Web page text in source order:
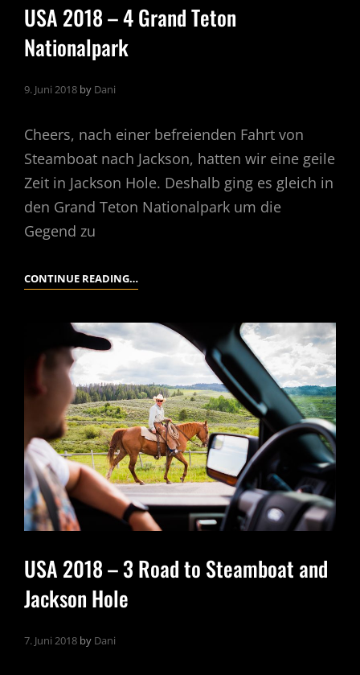
USA 2018 – 4 Grand Teton
Nationalpark
9. Juni 2018 by Dani
Cheers, nach einer befreienden Fahrt von
Steamboat nach Jackson, hatten wir eine geile
Zeit in Jackson Hole. Deshalb ging es gleich in
den Grand Teton Nationalpark um die
Gegend zu
CONTINUE READING…USA
–
GRAND
TETON
NATIONALPARK
USA 2018 – 3 Road to Steamboat and
Jackson Hole
7. Juni 2018 by Dani